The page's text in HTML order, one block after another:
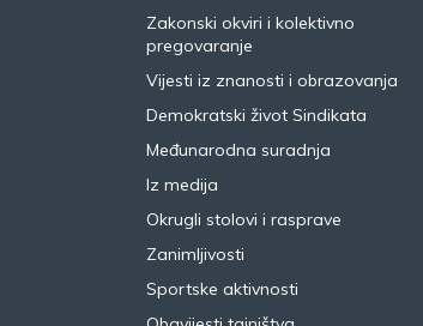
Zakonski okviri i kolektivno
pregovaranje
Vijesti iz znanosti i obrazovanja
Demokratski život Sindikata
Međunarodna suradnja
Iz medija
Okrugli stolovi i rasprave
Zanimljivosti
Sportske aktivnosti